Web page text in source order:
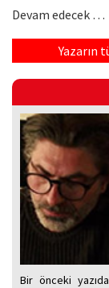
Devam edecek …
Yazarın
Bir önceki